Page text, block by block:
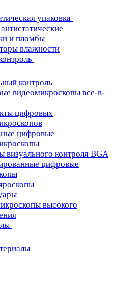
упаковка
и пломбы
влажности
контроль
видеомикроскопы все-в-
цифровых
цифровые
визуального контроля BGA
цифровые
высокого